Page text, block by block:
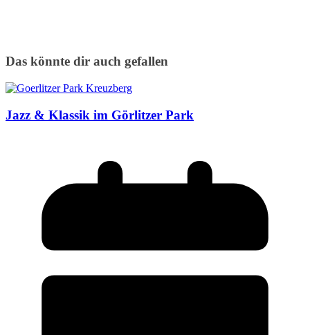
Das könnte dir auch gefallen
Jazz & Klassik im Görlitzer Park